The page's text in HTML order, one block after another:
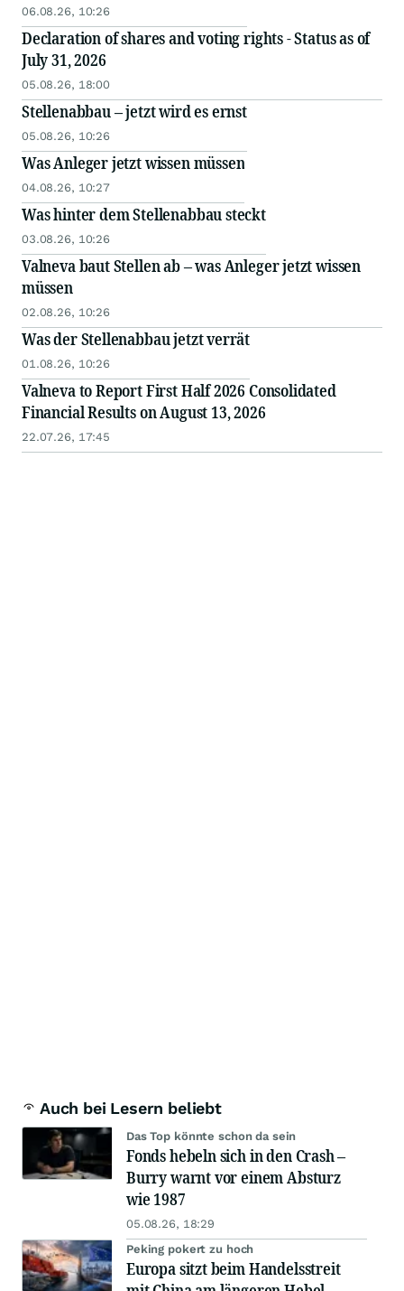
06.08.26, 10:26
Declaration of shares and voting rights - Status as of
July 31, 2026
05.08.26, 18:00
Stellenabbau – jetzt wird es ernst
05.08.26, 10:26
Was Anleger jetzt wissen müssen
04.08.26, 10:27
Was hinter dem Stellenabbau steckt
03.08.26, 10:26
Valneva baut Stellen ab – was Anleger jetzt wissen
müssen
02.08.26, 10:26
Was der Stellenabbau jetzt verrät
01.08.26, 10:26
Valneva to Report First Half 2026 Consolidated
Financial Results on August 13, 2026
22.07.26, 17:45
Auch bei Lesern beliebt
Das Top könnte schon da sein
Fonds hebeln sich in den Crash –
Burry warnt vor einem Absturz
wie 1987
05.08.26, 18:29
Peking pokert zu hoch
Europa sitzt beim Handelsstreit